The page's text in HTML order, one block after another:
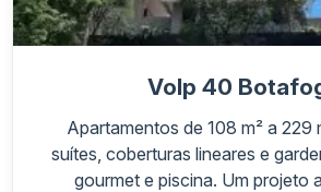
Volp 40
Apartamentos de 108 m² a 229
suítes, coberturas lineares e
gourmet e piscina. Um projeto